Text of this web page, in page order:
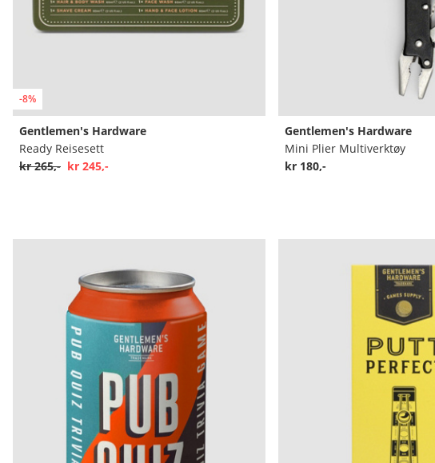
-8%
Gentlemen's Hardware
Ready Reisesett
kr 265,- kr 245,-
Gentlemen's Hardware
Mini Plier Multiverktøy
kr 180,-